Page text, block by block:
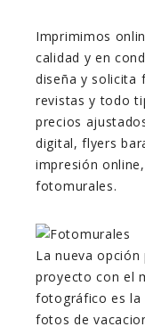
Imprimimos
calidad y en
diseña y solicita
revistas y todo
precios
digital, flyers
impresión
fotomurales.
La nueva
proyecto con el
fotográfico es la
fotos de